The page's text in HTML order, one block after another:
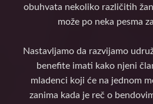
obuhvata nekoliko različitih
može po neka pesma
Nastavljamo da razvijamo
benefite imati kako njeni
mladenci koji će na jednom
zanima kada je reč o